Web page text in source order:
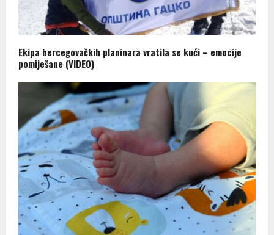
Ekipa hercegovačkih planinara vratila se kući – emocije
pomiješane (VIDEO)